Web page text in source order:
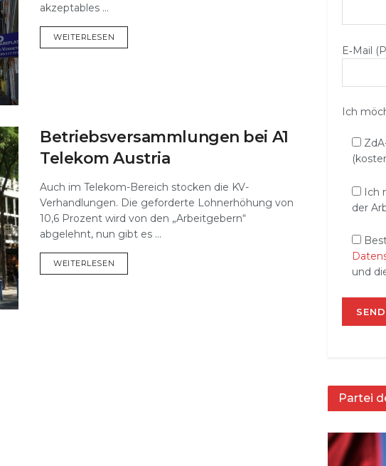
akzeptables ...
WEITERLESEN
Betriebsversammlungen bei A1
Telekom Austria
Auch im Telekom-Bereich stocken die KV-
Verhandlungen. Die geforderte Lohnerhöhung von
10,6 Prozent wird von den „Arbeitgebern“
abgelehnt, nun gibt es ...
WEITERLESEN
E‑Mail
Ich
Ich
der
und
Partei